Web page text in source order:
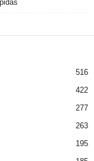
516
422
277
263
195